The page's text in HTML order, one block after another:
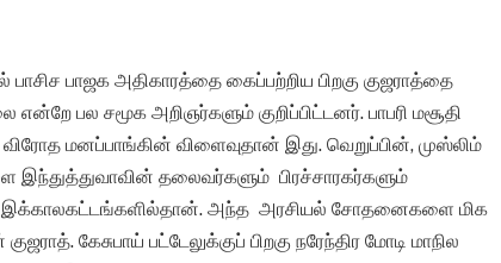
பாஜக அதிகாரத்தை கைப்பற்றிய பிறகு குஜராத்தை
பல சமூக அறிஞர்களும் குறிப்பிட்டனர். பாபரி மசூதி
விரோத மனப்பாங்கின் விளைவுதான் இது. வெறுப்பின், முஸ்லிம்
இந்துத்துவாவின் தலைவர்களும் பிரச்சாரகர்களும்
இக்காலகட்டங்களில்தான். அந்த அரசியல் சோதனைகளை மிக
கேசுபாய் பட்டேலுக்குப் பிறகு நரேந்திர மோடி மாநில